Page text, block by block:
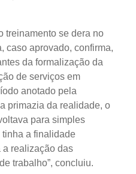
treinamento se dera no
caso aprovado, confirma,
da formalização da
de serviços em
anotado pela
primazia da realidade, o
para simples
tinha a finalidade
realização das
trabalho”, concluiu.